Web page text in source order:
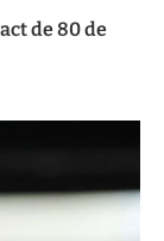
de 80 de